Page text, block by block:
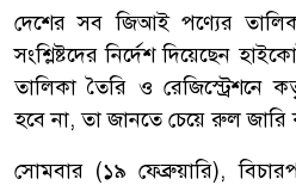
দেশের সব জিআই পণ্যের
সংশ্লিষ্টদের নির্দেশ দিয়েছেন
তালিকা তৈরি ও রেজিস্ট্রেশনে
হবে না, তা জানতে চেয়ে রুল
সোমবার (১৯ ফেব্রুয়ারি),